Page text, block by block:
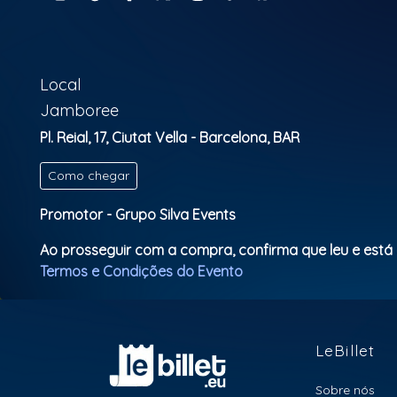
Local
Jamboree
Pl. Reial, 17, Ciutat Vella - Barcelona, BAR
Como chegar
Promotor - Grupo Silva Events
Ao prosseguir com a compra, confirma que leu e
Termos e Condições do Evento
LeBillet
Sobre nós